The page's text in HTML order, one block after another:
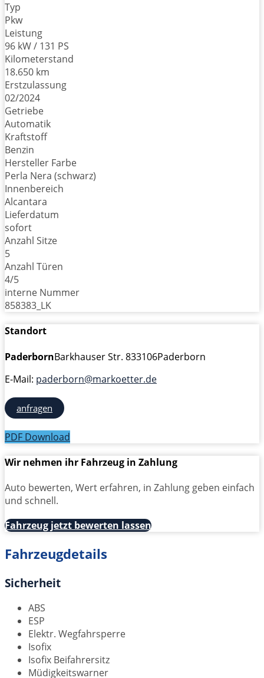
Typ
Pkw
Leistung
96 kW / 131 PS
Kilometerstand
18.650 km
Erstzulassung
02/2024
Getriebe
Automatik
Kraftstoff
Benzin
Hersteller Farbe
Perla Nera (schwarz)
Innenbereich
Alcantara
Lieferdatum
sofort
Anzahl Sitze
5
Anzahl Türen
4/5
interne Nummer
858383_LK
Standort
PaderbornBarkhauser Str. 833106Paderborn
E-Mail: paderborn@markoetter.de
anfragen
PDF Download
Wir nehmen ihr Fahrzeug in Zahlung
Auto bewerten, Wert erfahren, in Zahlung geben einfach
und schnell.
Fahrzeug jetzt bewerten lassen
Fahrzeugdetails
Sicherheit
ABS
ESP
Elektr. Wegfahrsperre
Isofix
Isofix Beifahrersitz
Müdigkeitswarner